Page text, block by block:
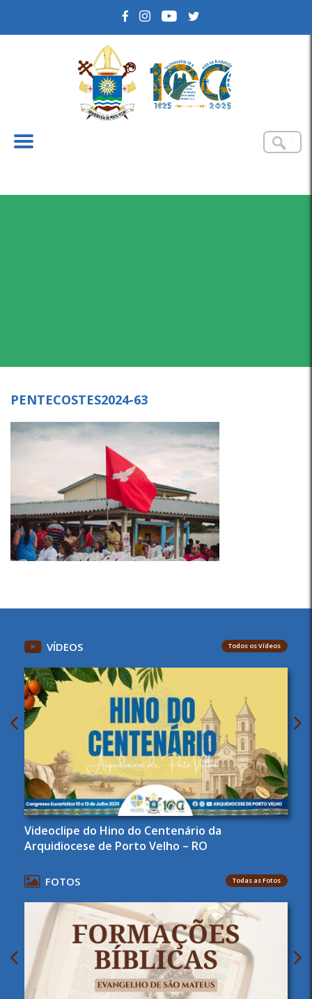
PENTECOSTES2024-63
VÍDEOS Todos os Vídeos
Videoclipe do Hino do Centenário da
Arquidiocese de Porto Velho – RO
FOTOS Todas as Fotos